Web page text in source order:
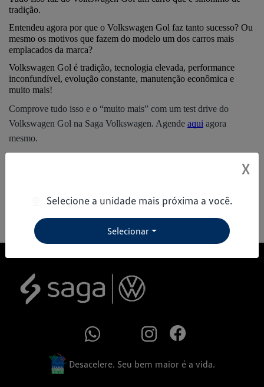
tradição.
Entendeu agora por que o Volkswagen Gol faz tanto sucesso? Ou
mesmo os motivos que fazem do modelo um dos carros mais
emplacados da marca?
Volkswagen Gol é tradição, tecnologia elevada, performance
inconfundível, evolução constante, manutenção econômica e
muito mais!
Comprove tudo isso e o “muito mais” com um test drive do
Volkswagen Gol na Saga Volkswagen. Agende aqui agora
mesmo.
Desacelere. Seu bem maior é a vida.
X
Selecione a unidade mais próxima a você.
Selecionar